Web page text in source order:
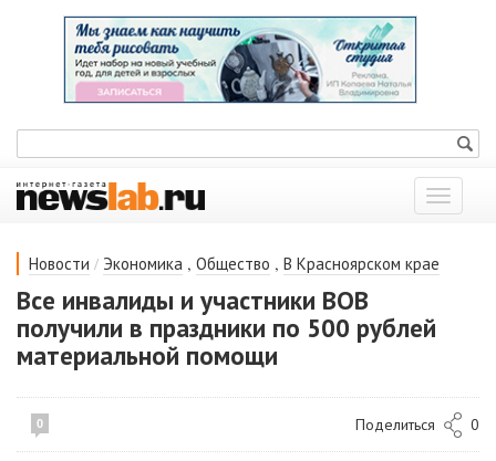
Показать
меню
Новости / Экономика , Общество , В Красноярском крае
Все инвалиды и участники ВОВ
получили в праздники по 500 рублей
материальной помощи
0 Поделиться 0